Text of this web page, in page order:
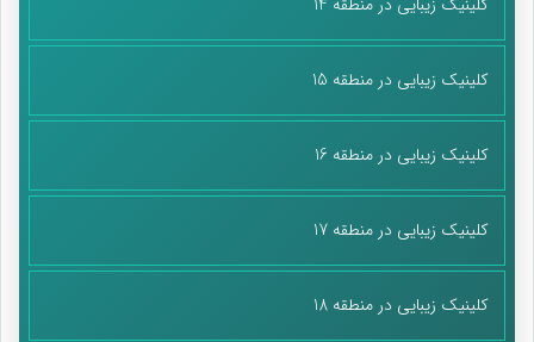
کلینیک زیبایی در منطقه 15
کلینیک زیبایی در منطقه 16
کلینیک زیبایی در منطقه 17
کلینیک زیبایی در منطقه 18